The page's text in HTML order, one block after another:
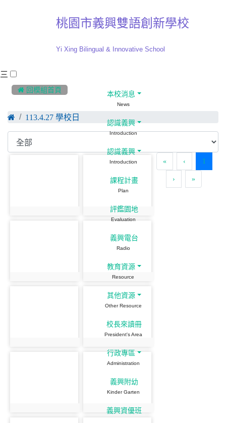
:::
 回模組首頁
113.4.27 學校日
« ‹ 1
› »
桃園市義興雙語創新學校
Yi Xing Bilingual & Innovative School
三
本校消息
News
認識義興
Introduction
認識義興
Introduction
課程計畫
Plan
評鑑園地
Evaluation
義興電台
Radio
教育資源
Resource
其他資源
Other Resource
校長來讀冊
President's Area
行政專區
Administration
義興附幼
Kinder Garten
義興資優班